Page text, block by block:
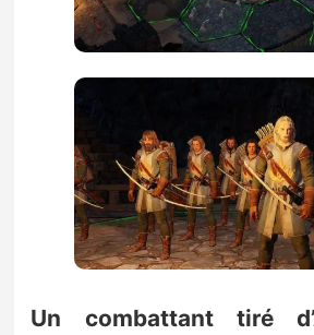
Un combattant tiré